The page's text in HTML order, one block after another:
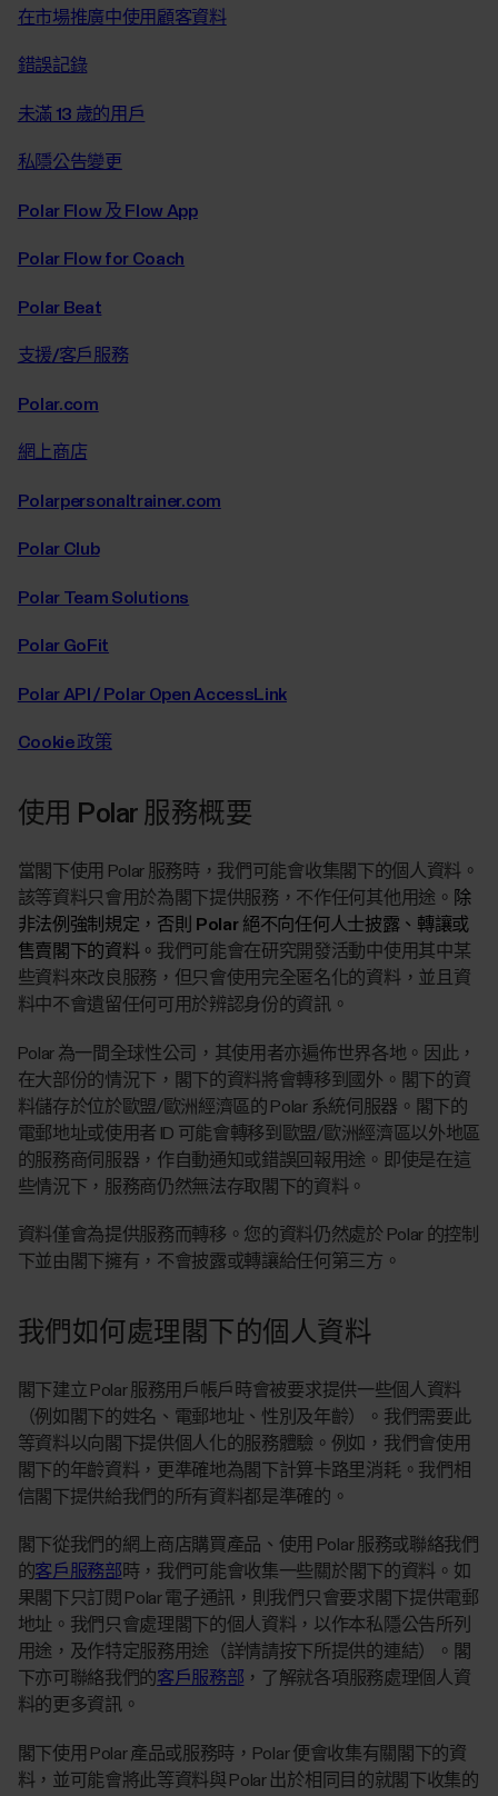
在市場推廣中使用顧客資料
錯誤記錄
未滿 13 歲的用戶
私隱公告變更
Polar Flow 及 Flow App
Polar Flow for Coach
Polar Beat
支援/客戶服務
Polar.com
網上商店
Polarpersonaltrainer.com
Polar Club
Polar Team Solutions
Polar GoFit
Polar API / Polar Open AccessLink
Cookie 政策
使用 Polar 服務概要
當閣下使用 Polar 服務時，我們可能會收集閣下的個人資料。
該等資料只會用於為閣下提供服務，不作任何其他用途。 除
非法例強制規定，否則 Polar 絕不向任何人士披露、轉讓或
售賣閣下的資料。 我們可能會在研究開發活動中使用其中某
些資料來改良服務，但只會使用完全匿名化的資料，並且資
料中不會遺留任何可用於辨認身份的資訊。
Polar 為一間全球性公司，其使用者亦遍佈世界各地。因此，
在大部份的情況下，閣下的資料將會轉移到國外。閣下的資
料儲存於位於歐盟/歐洲經濟區的 Polar 系統伺服器。閣下的
電郵地址或使用者 ID 可能會轉移到歐盟/歐洲經濟區以外地區
的服務商伺服器，作自動通知或錯誤回報用途。即使是在這
些情況下，服務商仍然無法存取閣下的資料。
資料僅會為提供服務而轉移。您的資料仍然處於 Polar 的控制
下並由閣下擁有，不會披露或轉讓給任何第三方。
我們如何處理閣下的個人資料
閣下建立 Polar 服務用戶帳戶時會被要求提供一些個人資料
（例如閣下的姓名、電郵地址、性別及年齡）。我們需要此
等資料以向閣下提供個人化的服務體驗。例如，我們會使用
閣下的年齡資料，更準確地為閣下計算卡路里消耗。我們相
信閣下提供給我們的所有資料都是準確的。
閣下從我們的網上商店購買產品、使用 Polar 服務或聯絡我們
的客戶服務部時，我們可能會收集一些關於閣下的資料。如
果閣下只訂閱 Polar 電子通訊，則我們只會要求閣下提供電郵
地址。我們只會處理閣下的個人資料，以作本私隱公告所列
用途，及作特定服務用途（詳情請按下所提供的連結）。閣
下亦可聯絡我們的客戶服務部 ，了解就各項服務處理個人資
料的更多資訊。
閣下使用 Polar 產品或服務時，Polar 便會收集有關閣下的資
料，並可能會將此等資料與 Polar 出於相同目的就閣下收集的